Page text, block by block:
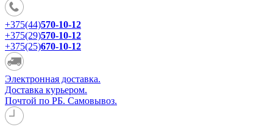
+375(44)570-10-12
+375(29)570-10-12
+375(25)670-10-12
Электронная доставка.
Доставка курьером.
Почтой по РБ. Самовывоз.